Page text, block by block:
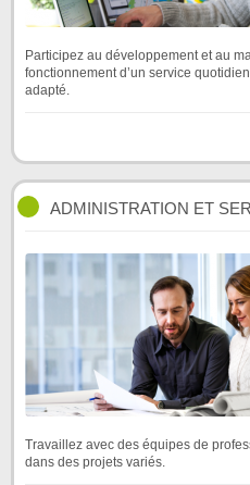
Participez au développement et au
fonctionnement d’un service
adapté.
ADMINISTRATION ET
Travaillez avec des équipes de
dans des projets variés.